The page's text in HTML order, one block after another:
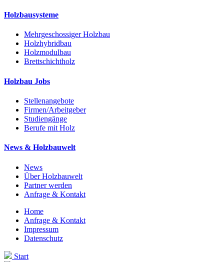
Holzbausysteme
Mehrgeschossiger Holzbau
Holzhybridbau
Holzmodulbau
Brettschichtholz
Holzbau Jobs
Stellenangebote
Firmen/Arbeitgeber
Studiengänge
Berufe mit Holz
News & Holzbauwelt
News
Über Holzbauwelt
Partner werden
Anfrage & Kontakt
Home
Anfrage & Kontakt
Impressum
Datenschutz
Start